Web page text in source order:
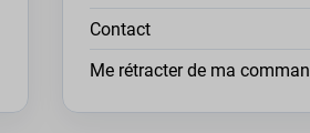
Contact
Me rétracter de ma